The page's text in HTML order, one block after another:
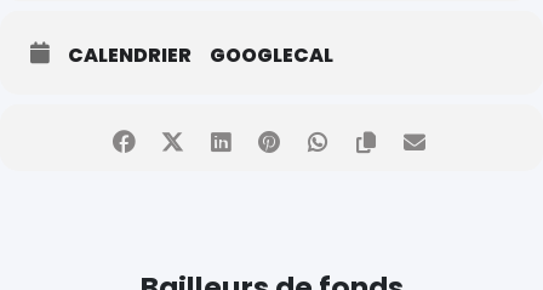
CALENDRIER GOOGLECAL